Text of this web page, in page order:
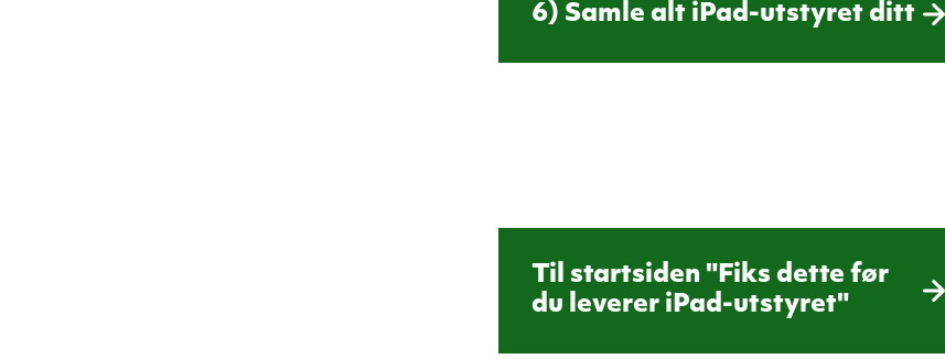
6) Samle alt iPad-utstyret ditt
Til startsiden "Fiks dette før
du leverer iPad-utstyret"